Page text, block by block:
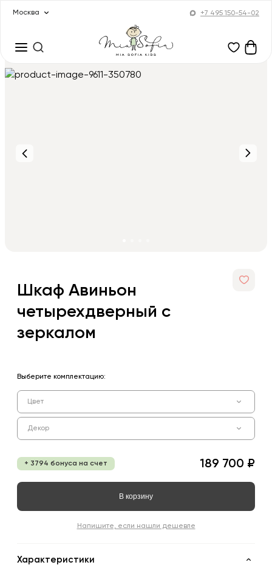
Москва +7 495 150-54-02
Шкаф Авиньон
четырехдверный с
зеркалом
Выберите комплектацию:
Цвет
Декор
+ 3794 бонуса на счет 189 700 ₽
В корзину
Напишите, если нашли дешевле
Характеристики